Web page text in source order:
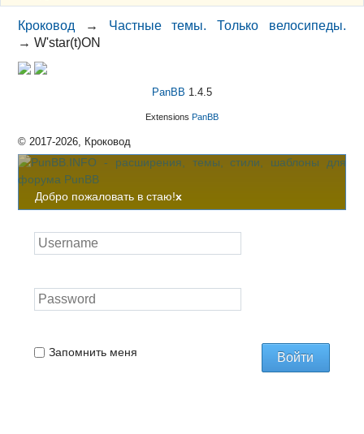
Кроковод → Частные темы. Только велосипеды.
→W'star(t)ON
PanBB 1.4.5
Extensions PanBB
© 2017-2026, Кроковод
Добро пожаловать в стаю!x
Запомнить меня